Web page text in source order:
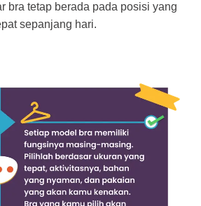
bra tetap berada pada posisi yang
sepanjang hari.